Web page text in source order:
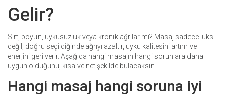
a
Gelir?
Sırt, boyun, uykusuzluk veya kronik ağrılar mı? Masaj sadece lüks
değil; doğru seçildiğinde ağrıyı azaltır, uyku kalitesini artırır ve
enerjini geri verir. Aşağıda hangi masajın hangi sorunlara daha
uygun olduğunu, kısa ve net şekilde bulacaksın.
Hangi masaj hangi soruna iyi